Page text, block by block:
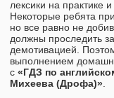
лексики на практике
Некоторые ребята
но все равно не
должны проследить
демотивацией.
выполнением
с «ГДЗ по
Михеева (Дрофа)».